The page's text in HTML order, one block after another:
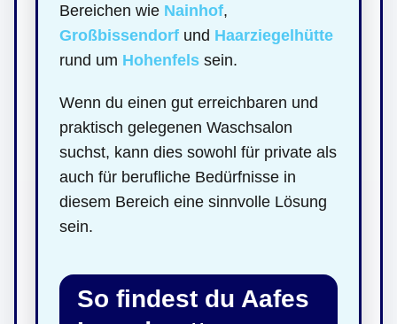
Bereichen wie Nainhof,
Großbissendorf und Haarziegelhütte
rund um Hohenfels sein.
Wenn du einen gut erreichbaren und
praktisch gelegenen Waschsalon
suchst, kann dies sowohl für private als
auch für berufliche Bedürfnisse in
diesem Bereich eine sinnvolle Lösung
sein.
So findest du Aafes